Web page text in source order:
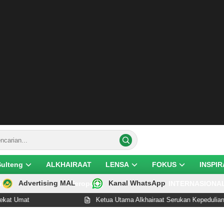
ALKHAIRAAT LENSA FOKUS
Teropong
Advertising MAL Kanal WhatsApp
Ketua Utama Alkhairaat Serukan Kepedulian dan